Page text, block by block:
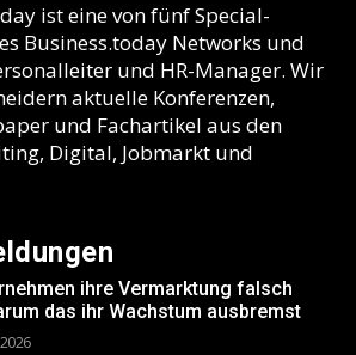
ist eine von fünf Special-
Business.today Networks und
und HR-Manager. Wir
aktuelle Konferenzen,
und Fachartikel aus den
Digital, Jobmarkt und
ihre Vermarktung falsch
das ihr Wachstum ausbremst